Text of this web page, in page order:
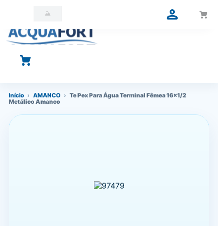
O que você está procurando?
Início › AMANCO › Te Pex Para Água Terminal Fêmea 16x1/2
Metálico Amanco